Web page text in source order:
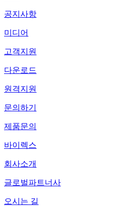
공지사항
미디어
고객지원
다운로드
원격지원
문의하기
제품문의
바이렉스
회사소개
글로벌파트너사
오시는 길